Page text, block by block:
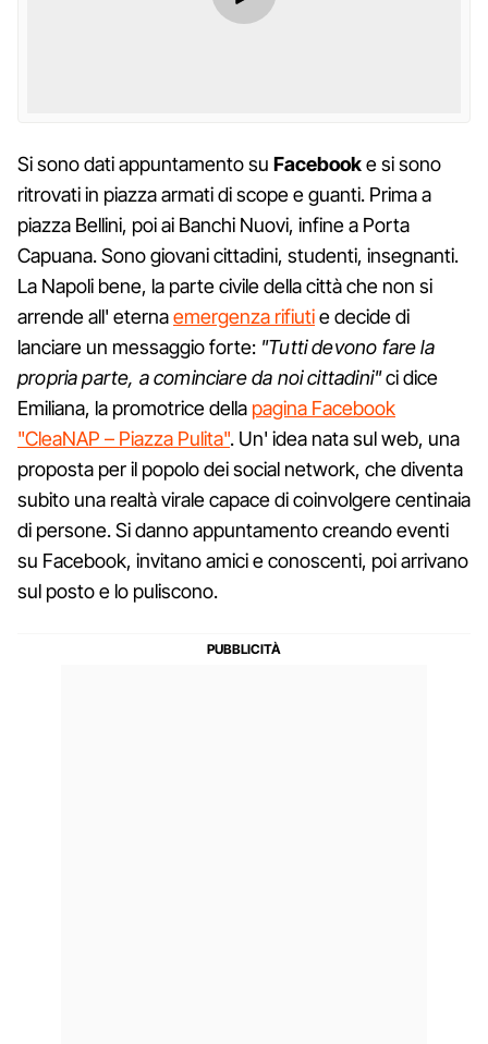
Si sono dati appuntamento su Facebooke si sono
ritrovati in piazza armati di scope e guanti. Prima a
piazza Bellini, poi ai Banchi Nuovi, infine a Porta
Capuana. Sono giovani cittadini, studenti, insegnanti.
La Napoli bene, la parte civile della città che non si
arrende all' eternaemergenza rifiutie decide di
lanciare un messaggio forte: "Tutti devono fare la
propria parte, a cominciare da noi cittadini"ci dice
Emiliana, la promotrice della pagina Facebook
"CleaNAP – Piazza Pulita". Un' idea nata sul web, una
proposta per il popolo dei social network, che diventa
subito una realtà virale capace di coinvolgere centinaia
di persone. Si danno appuntamento creando eventi
su Facebook, invitano amici e conoscenti, poi arrivano
sul posto e lo puliscono.